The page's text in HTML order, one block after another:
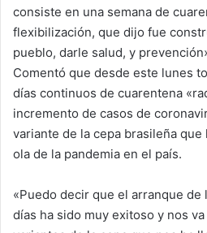
consiste en una semana de
flexibilización, que dijo fue
pueblo, darle salud, y
Comentó que desde este lunes
días continuos de cuarentena
incremento de casos de
variante de la cepa brasileña que
ola de la pandemia en el país.
«Puedo decir que el arranque de
días ha sido muy exitoso y nos